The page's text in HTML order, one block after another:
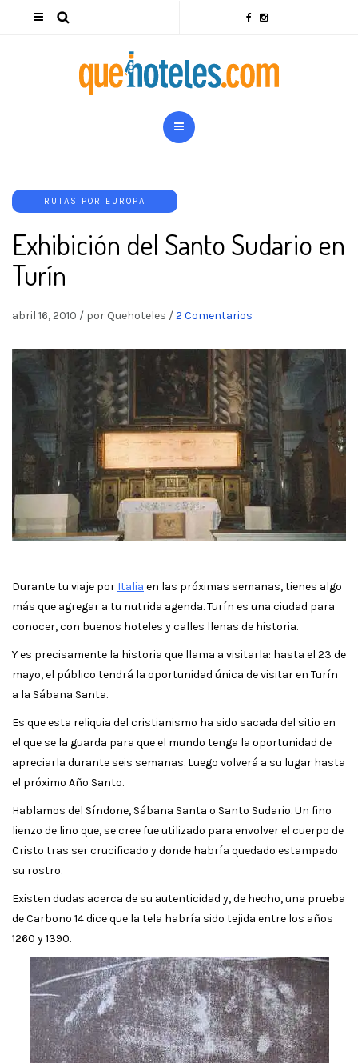
RUTAS POR EUROPA
Exhibición del Santo Sudario en
Turín
abril 16, 2010 / por Quehoteles /2 Comentarios
Durante tu viaje por Italia en las próximas semanas, tienes algo
más que agregar a tu nutrida agenda. Turín es una ciudad para
conocer, con buenos hoteles y calles llenas de historia.
Y es precisamente la historia que llama a visitarla: hasta el 23 de
mayo, el público tendrá la oportunidad única de visitar en Turín
a la Sábana Santa.
Es que esta reliquia del cristianismo ha sido sacada del sitio en
el que se la guarda para que el mundo tenga la oportunidad de
apreciarla durante seis semanas. Luego volverá a su lugar hasta
el próximo Año Santo.
Hablamos del Síndone, Sábana Santa o Santo Sudario. Un fino
lienzo de lino que, se cree fue utilizado para envolver el cuerpo de
Cristo tras ser crucificado y donde habría quedado estampado
su rostro.
Existen dudas acerca de su autenticidad y, de hecho, una prueba
de Carbono 14 dice que la tela habría sido tejida entre los años
1260 y 1390.